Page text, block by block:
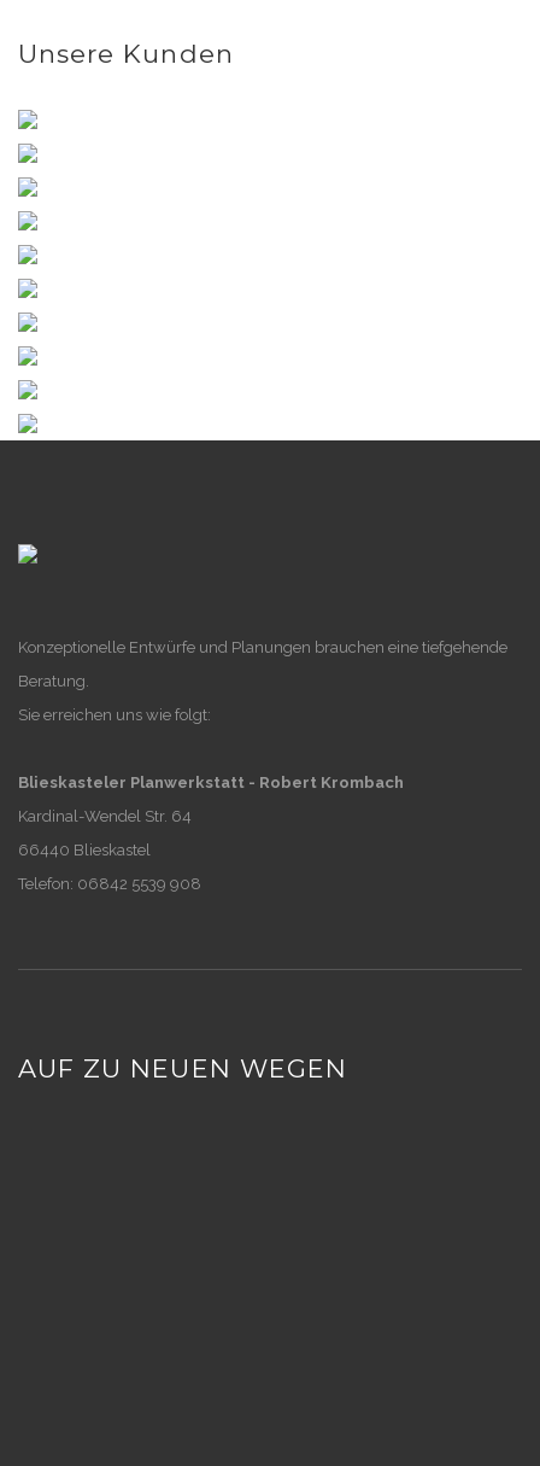
Unsere Kunden
Konzeptionelle Entwürfe und Planungen brauchen eine tiefgehende
Beratung.
Sie erreichen uns wie folgt:
Blieskasteler Planwerkstatt - Robert Krombach
Kardinal-Wendel Str. 64
66440 Blieskastel
Telefon: 06842 5539 908
AUF ZU NEUEN WEGEN